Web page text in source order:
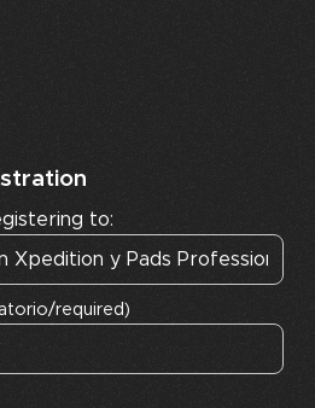
to:
required)